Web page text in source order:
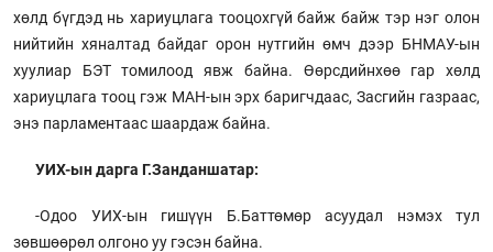
хөлд бүгдэд нь хариуцлага тооцохгүй байж байж тэр нэг олон
нийтийн хяналтад байдаг орон нутгийн өмч дээр БНМАУ-ын
хуулиар БЭТ томилоод явж байна. Өөрсдийнхөө гар хөлд
хариуцлага тооц гэж МАН-ын эрх баригчдаас, Засгийн газраас,
энэ парламентаас шаардаж байна.
УИХ-ын дарга Г.Занданшатар:
-Одоо УИХ-ын гишүүн Б.Баттөмөр асуудал нэмэх тул
зөвшөөрөл олгоно уу гэсэн байна.